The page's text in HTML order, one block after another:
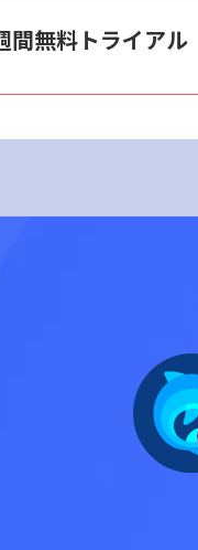
間無料トライアル